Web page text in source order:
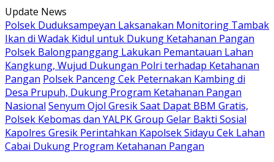
Langsung
ke
konten
Update News
Polsek Duduksampeyan Laksanakan Monitoring Tambak
Ikan di Wadak Kidul untuk Dukung Ketahanan Pangan
Polsek Balongpanggang Lakukan Pemantauan Lahan
Kangkung, Wujud Dukungan Polri terhadap Ketahanan
Pangan Polsek Panceng Cek Peternakan Kambing di
Desa Prupuh, Dukung Program Ketahanan Pangan
Nasional Senyum Ojol Gresik Saat Dapat BBM Gratis,
Polsek Kebomas dan YALPK Group Gelar Bakti Sosial
Kapolres Gresik Perintahkan Kapolsek Sidayu Cek Lahan
Cabai Dukung Program Ketahanan Pangan